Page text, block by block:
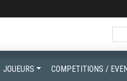
JOUEURS COMPETITIONS /